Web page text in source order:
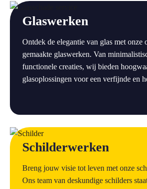
Glaswerken
Ontdek de elegantie van glas met onze
gemaakte glaswerken. Van
functionele creaties, wij bieden
glasoplossingen voor een verfijnde en
a
Schilderwerken
Breng jouw visie tot leven met onze
Ons team van deskundige schilders
a